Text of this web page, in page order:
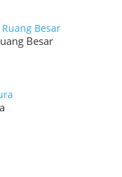
Besar